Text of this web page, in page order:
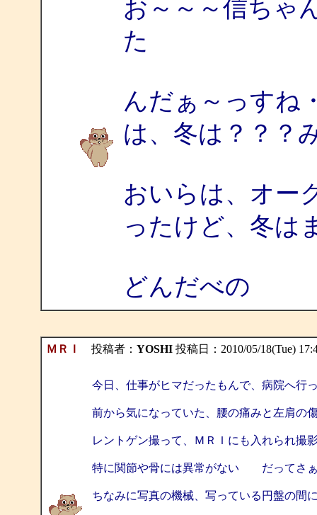
お～～～信ちゃ
た
んだぁ～っすね
は、冬は？？？
おいらは、オー
ったけど、冬は
どんだべの
ＭＲＩ 投稿者： YOSHI投稿日：2010/05/18(Tue)
今日、仕事がヒマだったもんで、病院へ行
前から気になっていた、腰の痛みと左肩の
レントゲン撮って、ＭＲＩにも入れられ撮
特に関節や骨には異常がない だってさ
ちなみに写真の機械、写っている円盤の間